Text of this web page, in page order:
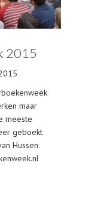
2015
maar
meeste
geboekt
Hussen.